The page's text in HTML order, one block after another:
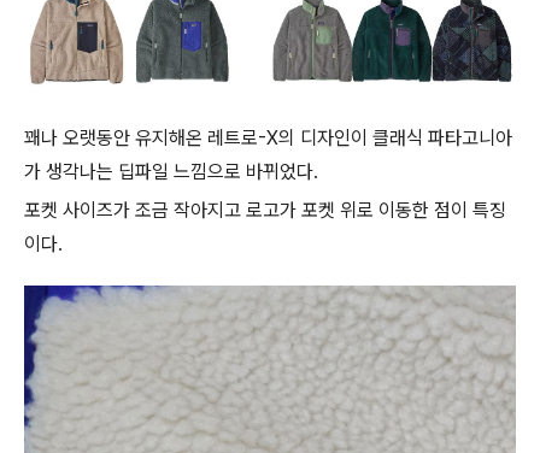
꽤나 오랫동안 유지해온 레트로-X의 디자인이 클래식 파타고니아
가 생각나는 딥파일 느낌으로 바뀌었다.
포켓 사이즈가 조금 작아지고 로고가 포켓 위로 이동한 점이 특징
이다.